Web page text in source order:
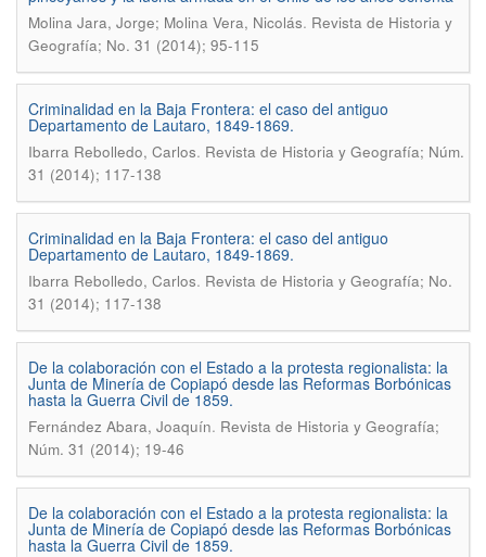
Molina Jara, Jorge; Molina Vera, Nicolás. Revista de Historia y
Geografí­a; No. 31 (2014); 95-115
Criminalidad en la Baja Frontera: el caso del antiguo
Departamento de Lautaro, 1849-1869.
Ibarra Rebolledo, Carlos. Revista de Historia y Geografía; Núm.
31 (2014); 117-138
Criminalidad en la Baja Frontera: el caso del antiguo
Departamento de Lautaro, 1849-1869.
Ibarra Rebolledo, Carlos. Revista de Historia y Geografí­a; No.
31 (2014); 117-138
De la colaboración con el Estado a la protesta regionalista: la
Junta de Minería de Copiapó desde las Reformas Borbónicas
hasta la Guerra Civil de 1859.
Fernández Abara, Joaquín. Revista de Historia y Geografía;
Núm. 31 (2014); 19-46
De la colaboración con el Estado a la protesta regionalista: la
Junta de Minerí­a de Copiapó desde las Reformas Borbónicas
hasta la Guerra Civil de 1859.